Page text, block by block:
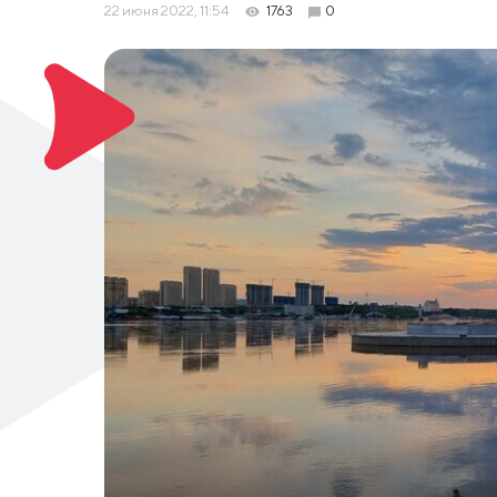
22 июня 2022, 11:54 1763 0